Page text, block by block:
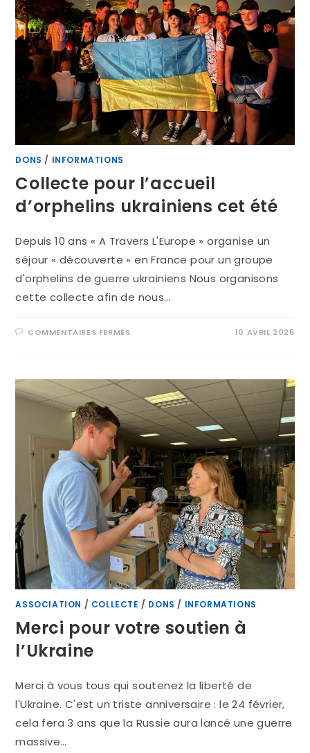
DONS / INFORMATIONS
Collecte pour l’accueil
d’orphelins ukrainiens cet été
Depuis 10 ans « A Travers L'Europe » organise un
séjour « découverte » en France pour un groupe
d'orphelins de guerre ukrainiens Nous organisons
cette collecte afin de nous…
COMMENTAIRES FERMÉS 10 AVRIL 2025
ASSOCIATION / COLLECTE / DONS / INFORMATIONS
Merci pour votre soutien à
l’Ukraine
Merci à vous tous qui soutenez la liberté de
l'Ukraine. C'est un triste anniversaire : le 24 février,
cela fera 3 ans que la Russie aura lancé une guerre
massive…